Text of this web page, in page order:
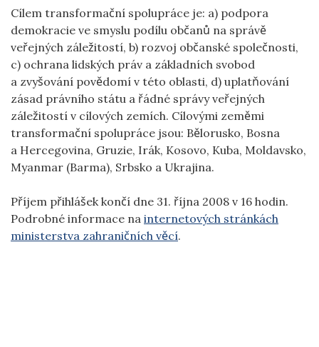
Cílem transformační spolupráce je: a) podpora
demokracie ve smyslu podílu občanů na správě
veřejných záležitostí, b) rozvoj občanské společnosti,
c) ochrana lidských práv a základních svobod
a zvyšování povědomí v této oblasti, d) uplatňování
zásad právního státu a řádné správy veřejných
záležitostí v cílových zemích. Cílovými zeměmi
transformační spolupráce jsou: Bělorusko, Bosna
a Hercegovina, Gruzie, Irák, Kosovo, Kuba, Moldavsko,
Myanmar (Barma), Srbsko a Ukrajina.
Příjem přihlášek končí dne 31. října 2008 v 16 hodin.
Podrobné informace na internetových stránkách
ministerstva zahraničních věcí.